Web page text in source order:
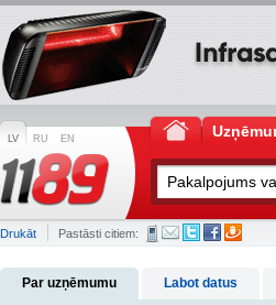
LV RU EN
Drukāt Pastāsti citiem:
Par uzņēmumu Labot datus